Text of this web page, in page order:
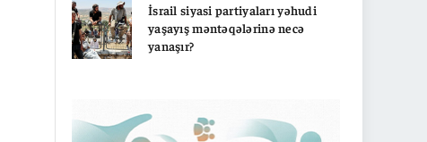
İsrail siyasi partiyaları yəhudi
yaşayış məntəqələrinə necə
yanaşır?